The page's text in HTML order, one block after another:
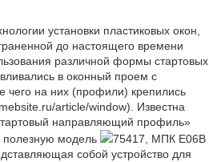
установки пластиковых окон,
до настоящего времени
различной формы стартовых
в оконный проем с
на них (профили) крепились
article/window). Известна
направляющий профиль»
полезную модель
75417, МПК Е06В
собой устройство для